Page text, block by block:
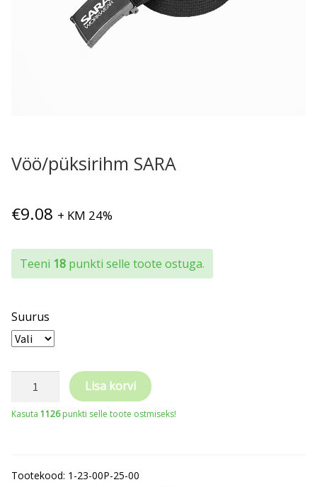
Vöö/püksirihm SARA
€9.08 + KM 24%
Teeni 18 punkti selle toote ostuga.
Suurus
Vöö/püksirihmLisa korvi
Kasuta 1126punkti selle toote ostmiseks!
Tootekood: 1-23-00P-25-00